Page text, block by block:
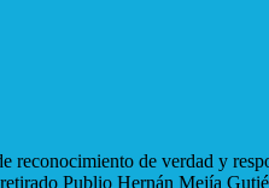
reconocimiento de verdad y
Publio Hernán Mejía